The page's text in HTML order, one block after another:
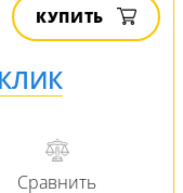
КУПИТЬ